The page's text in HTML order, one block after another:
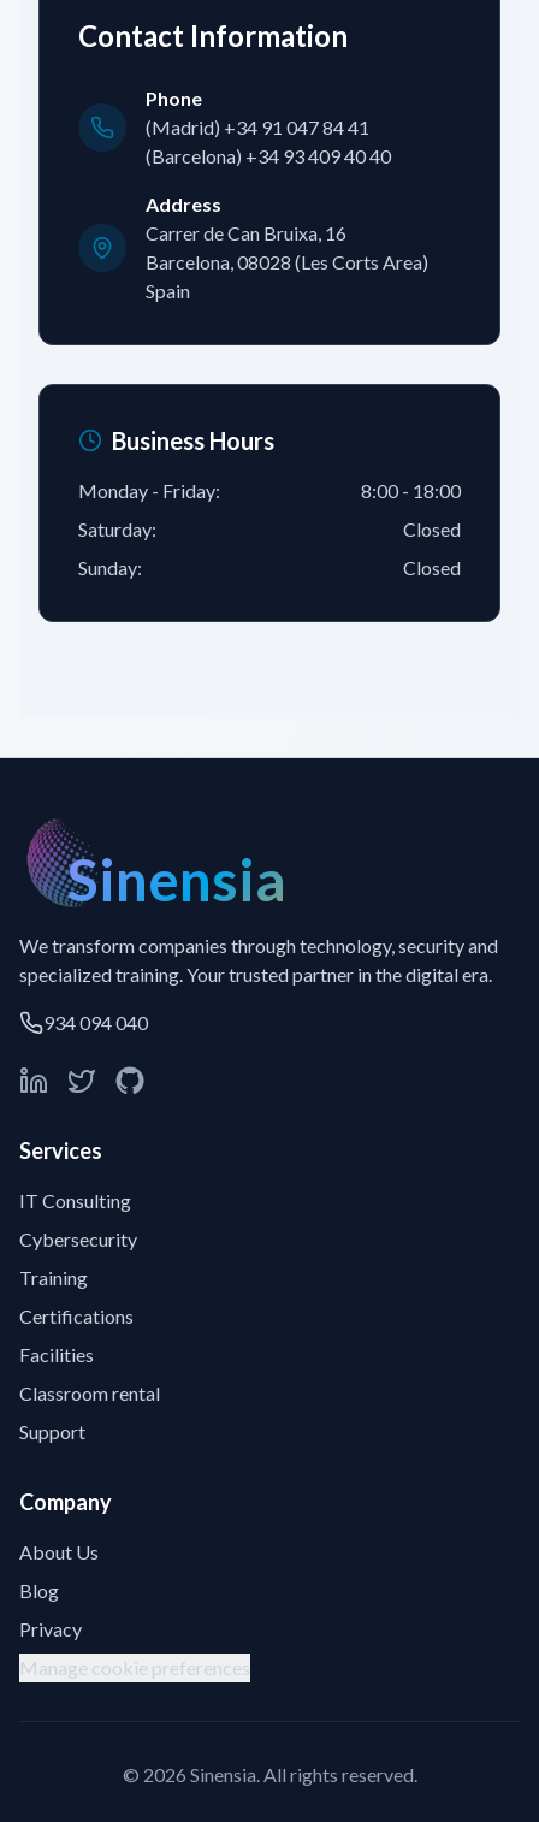
Contact Information
Phone
(Madrid) +34 91 047 84 41
(Barcelona) +34 93 409 40 40
Address
Carrer de Can Bruixa, 16
Barcelona, 08028 (Les Corts Area)
Spain
Business Hours
Monday - Friday:
8:00 - 18:00
Saturday:
Closed
Sunday:
Closed
Sinensia
We transform companies through technology, security and
specialized training. Your trusted partner in the digital era.
934 094 040
Services
IT Consulting
Cybersecurity
Training
Certifications
Facilities
Classroom rental
Support
Company
About Us
Blog
Privacy
Manage cookie preferences
© 2026 Sinensia.All rights reserved.